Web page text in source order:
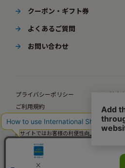
クーポン・ギフト券
よくあるご質問
お問い合わせ
プライバシーポリシー
特定
ご利用規約
ポイ
企業サイト
法人
当サイトではお客様の利便性向上のための情
当サイトの閲覧を継続された場合、Cookie
なします。